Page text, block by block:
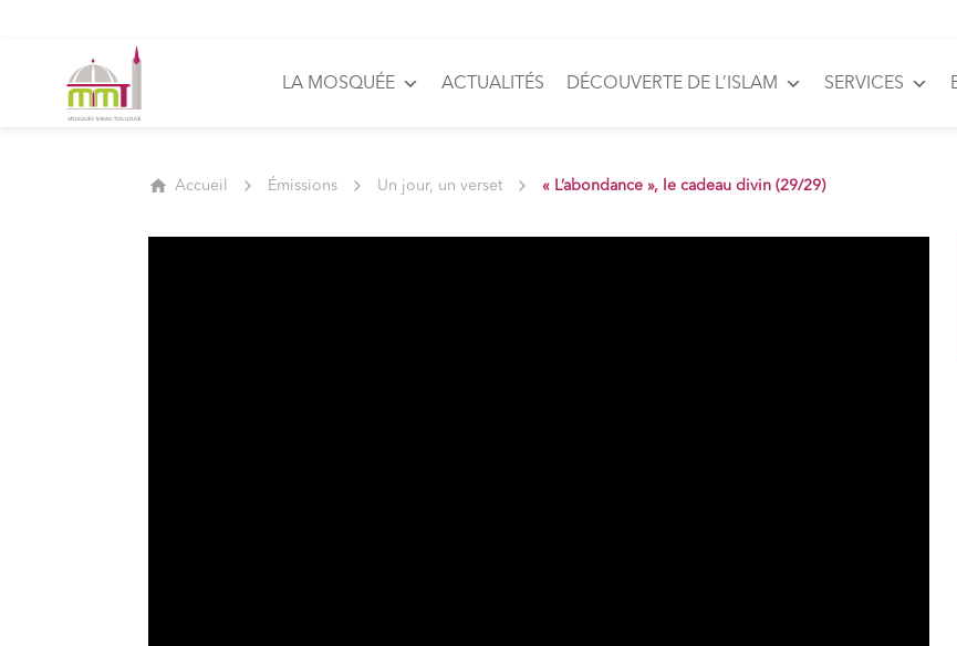
LA MOSQUÉE ACTUALITÉS DÉCOUVERTE DE L’ISLAM SERVICES
Accueil Émissions Un jour, un verset « L’abondance », le cadeau divin (29/29)